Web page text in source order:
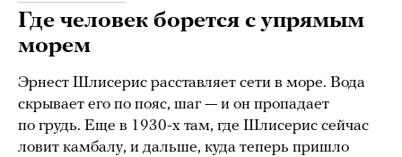
Где человек борется с упрямым
морем
Эрнест Шлисерис расставляет сети в море. Вода
скрывает его по пояс, шаг — и он пропадает
по грудь. Еще в 1930-х там, где Шлисерис сейчас
ловит камбалу, и дальше, куда теперь пришло